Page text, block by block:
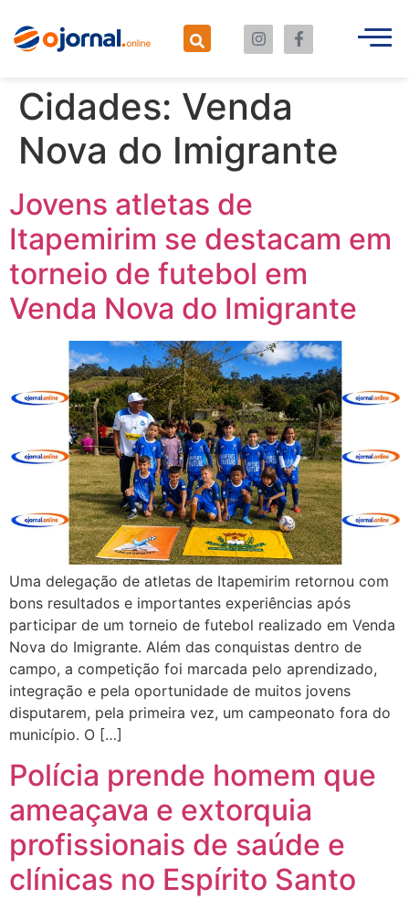
Cidades: Venda
Nova do Imigrante
Jovens atletas de
Itapemirim se destacam em
torneio de futebol em
Venda Nova do Imigrante
Uma delegação de atletas de Itapemirim retornou com
bons resultados e importantes experiências após
participar de um torneio de futebol realizado em Venda
Nova do Imigrante. Além das conquistas dentro de
campo, a competição foi marcada pelo aprendizado,
integração e pela oportunidade de muitos jovens
disputarem, pela primeira vez, um campeonato fora do
município. O […]
Polícia prende homem que
ameaçava e extorquia
profissionais de saúde e
clínicas no Espírito Santo